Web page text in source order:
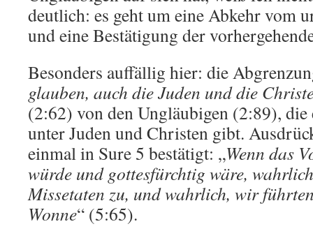
deutlich: es geht um eine Abkehr vom
und eine Bestätigung der
Besonders auffällig hier: die
glauben, auch die Juden und die
(2:62) von den Ungläubigen (2:89), die
unter Juden und Christen gibt.
einmal in Sure 5 bestätigt: „Wenn das
würde und gottesfürchtig wäre,
Missetaten zu, und wahrlich, wir
Wonne“ (5:65).